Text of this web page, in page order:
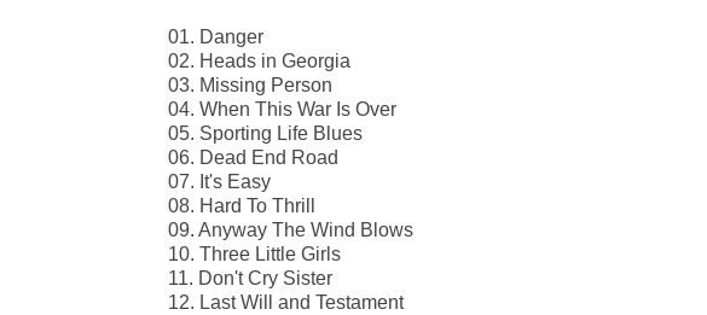
01. Danger
02. Heads in Georgia
03. Missing Person
04. When This War Is Over
05. Sporting Life Blues
06. Dead End Road
07. It's Easy
08. Hard To Thrill
09. Anyway The Wind Blows
10. Three Little Girls
11. Don't Cry Sister
12. Last Will and Testament